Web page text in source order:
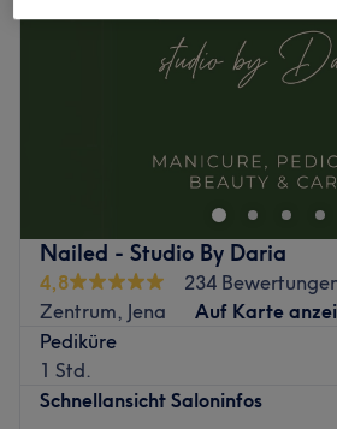
Nailed - Studio By Daria
4,8
234
Zentrum, Jena
Auf Karte
Pediküre
1 Std.
Schnellansicht Saloninfos